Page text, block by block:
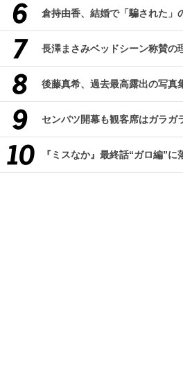
倉持由香、結婚で「騙された」
長澤まさみベッドシーン称賛の
後藤真希、過去最高露出の写真
センバツ開幕も観客席はガラガ
『ミスなか』最終話“ガロ編”に